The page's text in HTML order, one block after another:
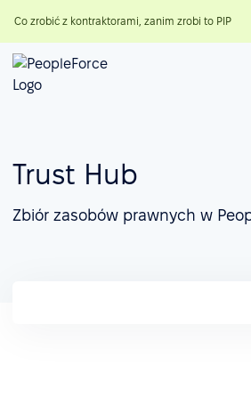
Co zrobić z kontraktorami, zanim zrobi to PIP
Trust Hub
Zbiór zasobów prawnych w